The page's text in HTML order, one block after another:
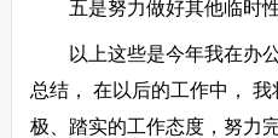
五是努力做好其他临时性
以上这些是今年我在办公
总结， 在以后的工作中，
极、踏实的工作态度，努力